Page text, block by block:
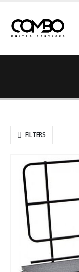
FILTERS